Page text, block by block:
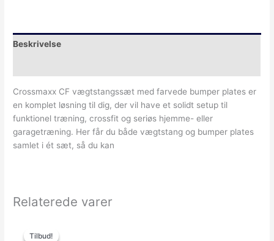
Beskrivelse
Crossmaxx CF vægtstangssæt med farvede bumper plates er
en komplet løsning til dig, der vil have et solidt setup til
funktionel træning, crossfit og seriøs hjemme- eller
garagetræning. Her får du både vægtstang og bumper plates
samlet i ét sæt, så du kan
Relaterede varer
Tilbud!
Tilbud!